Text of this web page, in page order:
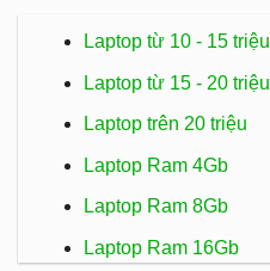
Laptop từ 10 - 15 triệu
Laptop từ 15 - 20 triệu
Laptop trên 20 triệu
Laptop Ram 4Gb
Laptop Ram 8Gb
Laptop Ram 16Gb